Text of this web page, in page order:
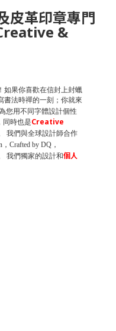
皮革印章專門
&
如果你喜歡在信封上封蠟
書法時禪的一刻；你就來
為您用不同字體設計個性
同時也是Creative
我們與全球設計師合作
，Crafted by DQ，
我們獨家的設計和個人